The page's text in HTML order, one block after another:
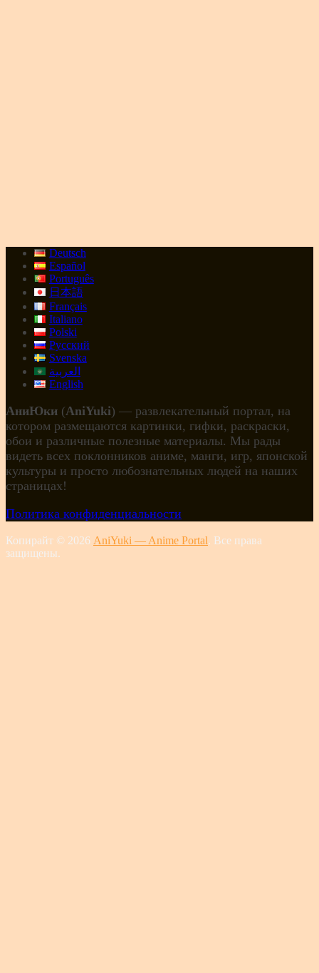
Deutsch
Español
Português
日本語
Français
Italiano
Polski
Русский
Svenska
العربية
English
АниЮки (AniYuki) — развлекательный портал, на
котором размещаются картинки, гифки, раскраски,
обои и различные полезные материалы. Мы рады
видеть всех поклонников аниме, манги, игр, японской
культуры и просто любознательных людей на наших
страницах!
Политика конфиденциальности
Копирайт © 2026 AniYuki — Anime Portal. Все права
защищены.